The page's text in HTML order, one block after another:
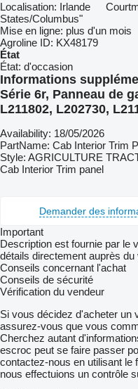
Localisation: Irlande
States/Columbus"
Mise en ligne: plus d'un mois
Agroline ID: KX48179
État
État: d'occasion
Informations
Série 6r, Panneau de
L211802, L202730,
Availability: 18/05/2026
PartName: Cab Interior Trim
Style: AGRICULTURE
Cab Interior Trim panel
Demander des
Important
Description est fournie par le
détails directement auprès du
Conseils concernant l'achat
Conseils de sécurité
Vérification du vendeur
Si vous décidez d'acheter un
assurez-vous que vous
Cherchez autant
escroc peut se faire passer
contactez-nous en utilisant le
nous effectuions un contrôle